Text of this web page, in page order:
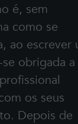
é, sem
como se
ao escrever
obrigada a
os seus
Depois de